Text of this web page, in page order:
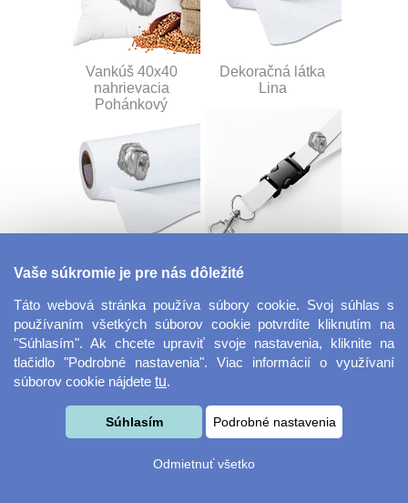
Vankúš 40x40
nahrievacia
Pohánkový
Dekoračná látka
Lina
Dekoračná látka
Miranda
Šnúrka na kľúče s
fotografie
Vaše súkromie je pre nás dôležité
Táto webová stránka používa súbory cookie. Svoj súhlas s
používaním všetkých súborov cookie potvrdíte kliknutím na
"Súhlasím". Ak chcete upraviť svoje nastavenia, kliknite na
tlačidlo "Podrobné nastavenia". Viac informácií o využívaní
súborov cookie nájdete tu.
Súhlasím Podrobné nastavenia
Odmietnuť všetko